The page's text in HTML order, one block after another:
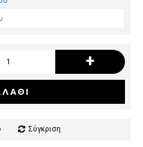
+
Σύγκριση